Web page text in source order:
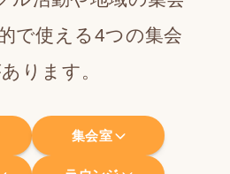
で使える4つの集会
ります。
集会室